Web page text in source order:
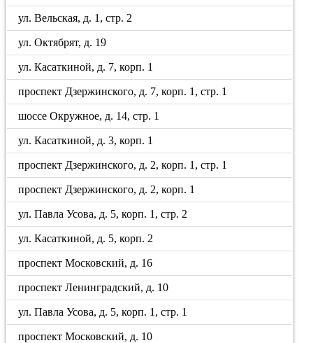
ул. Вельская, д. 1, стр. 2
ул. Октябрят, д. 19
ул. Касаткиной, д. 7, корп. 1
проспект Дзержинского, д. 7, корп. 1, стр. 1
шоссе Окружное, д. 14, стр. 1
ул. Касаткиной, д. 3, корп. 1
проспект Дзержинского, д. 2, корп. 1, стр. 1
проспект Дзержинского, д. 2, корп. 1
ул. Павла Усова, д. 5, корп. 1, стр. 2
ул. Касаткиной, д. 5, корп. 2
проспект Московский, д. 16
проспект Ленинградский, д. 10
ул. Павла Усова, д. 5, корп. 1, стр. 1
проспект Московский, д. 10